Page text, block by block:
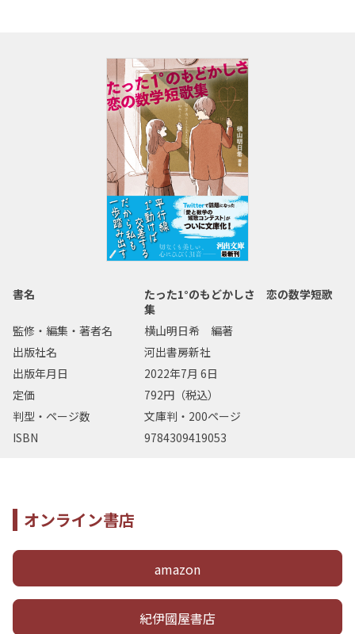
書名
たった1°のもどかしさ 恋の数学短歌
集
監修・編集・著者名
横山明日希 編著
出版社名
河出書房新社
出版年月日
2022年7月 6日
定価
792円（税込）
判型・ページ数
文庫判・200ページ
ISBN
9784309419053
オンライン書店
amazon
紀伊國屋書店